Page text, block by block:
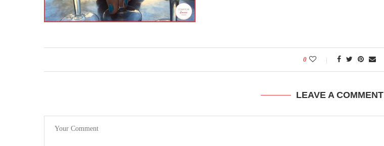
0
LEAVE A COMMENT